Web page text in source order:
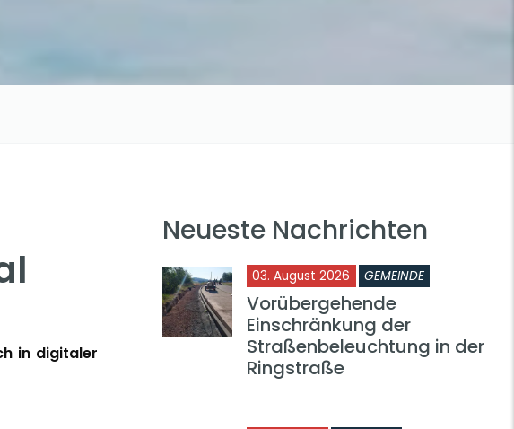
in digitaler
Neueste Nachrichten
03. August 2026 GEMEINDE
Vorübergehende
Einschränkung der
Straßenbeleuchtung in der
Ringstraße